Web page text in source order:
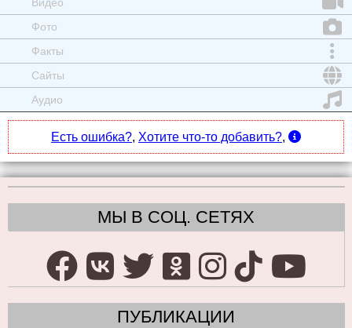
Видео
Фото
Факты
Сайты
Аудио
Есть ошибка?, Хотите что-то добавить?,
МЫ В СОЦ. СЕТЯХ
ПУБЛИКАЦИИ